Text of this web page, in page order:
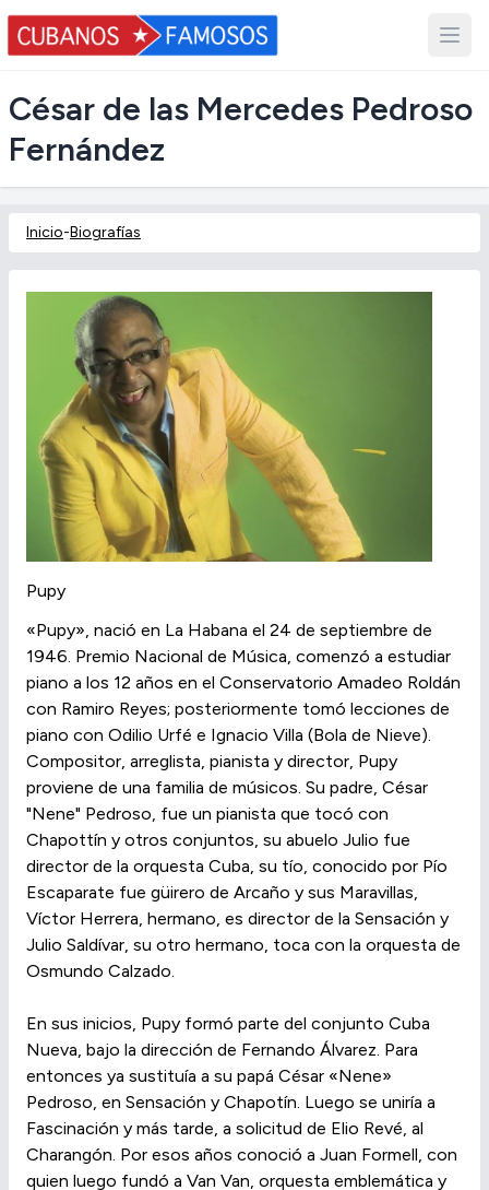
César de las Mercedes Pedroso
Fernández
Inicio-Biografías
Pupy
«Pupy», nació en La Habana el 24 de septiembre de
1946. Premio Nacional de Música, comenzó a estudiar
piano a los 12 años en el Conservatorio Amadeo Roldán
con Ramiro Reyes; posteriormente tomó lecciones de
piano con Odilio Urfé e Ignacio Villa (Bola de Nieve).
Compositor, arreglista, pianista y director, Pupy
proviene de una familia de músicos. Su padre, César
"Nene" Pedroso, fue un pianista que tocó con
Chapottín y otros conjuntos, su abuelo Julio fue
director de la orquesta Cuba, su tío, conocido por Pío
Escaparate fue güirero de Arcaño y sus Maravillas,
Víctor Herrera, hermano, es director de la Sensación y
Julio Saldívar, su otro hermano, toca con la orquesta de
Osmundo Calzado.
En sus inicios, Pupy formó parte del conjunto Cuba
Nueva, bajo la dirección de Fernando Álvarez. Para
entonces ya sustituía a su papá César «Nene»
Pedroso, en Sensación y Chapotín. Luego se uniría a
Fascinación y más tarde, a solicitud de Elio Revé, al
Charangón. Por esos años conoció a Juan Formell, con
quien luego fundó a Van Van, orquesta emblemática y